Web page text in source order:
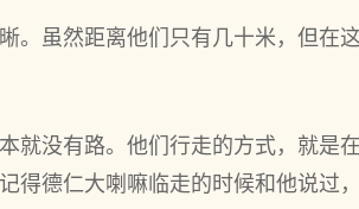
。虽然距离他们只有几十米，但在
就没有路。他们行走的方式，就是
得德仁大喇嘛临走的时候和他说过